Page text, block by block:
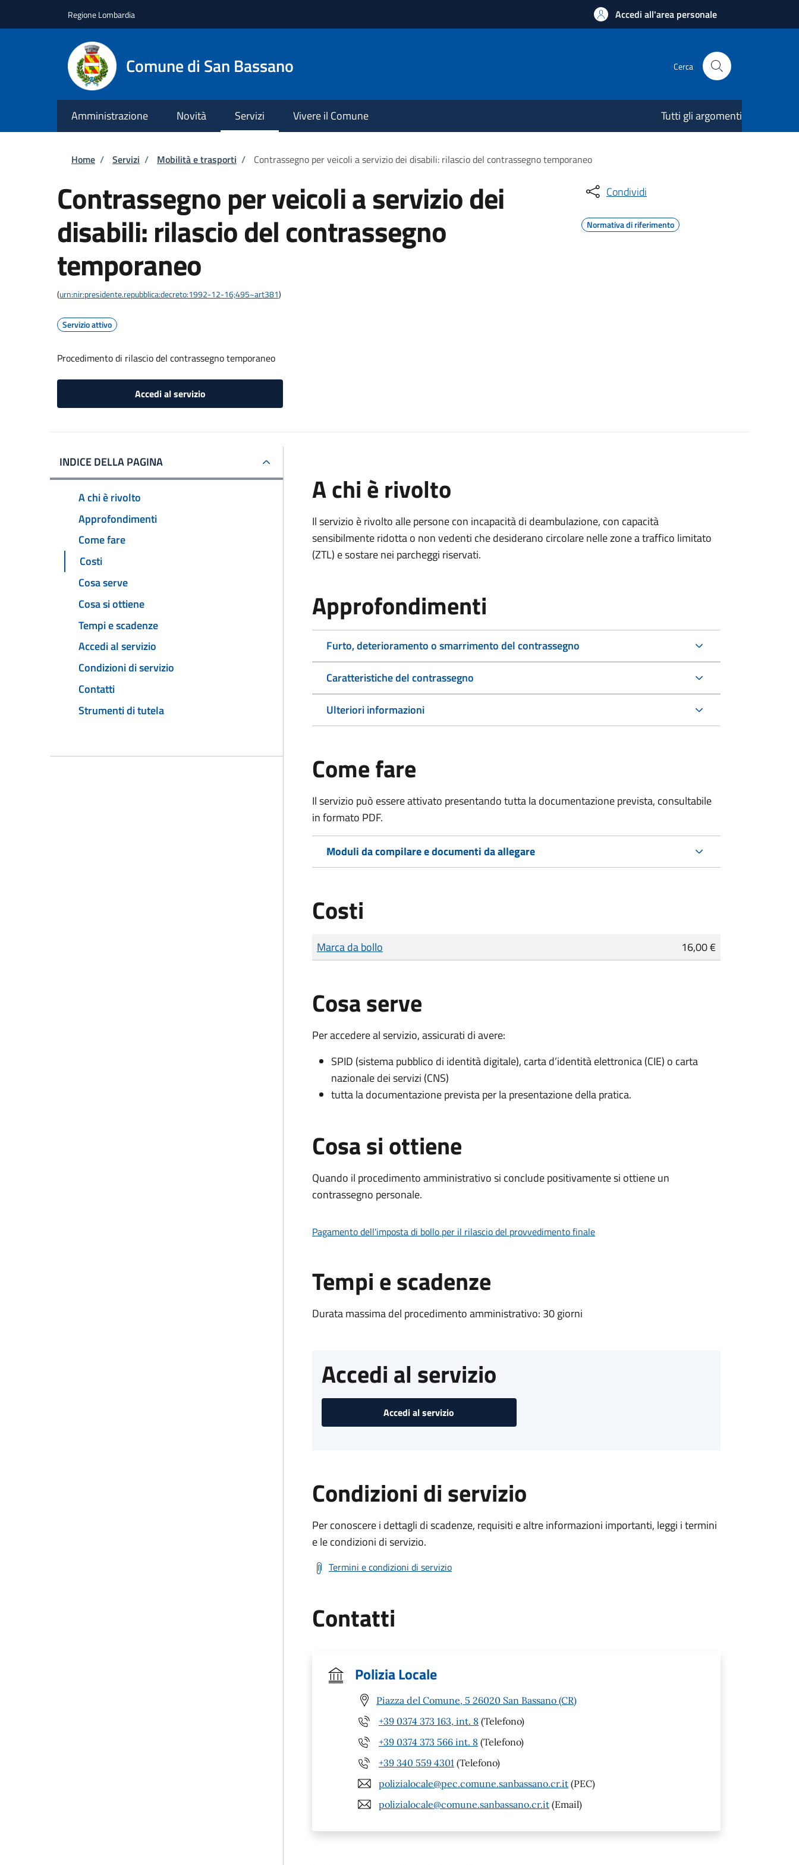
Regione Lombardia Accedi all'area personale
Comune di San Bassano Cerca
Amministrazione Novità Servizi Vivere il Comune Tutti gli argomenti
Briciole di pane
Home / Servizi / Mobilità e trasporti / Contrassegno per veicoli a servizio dei disabili: rilascio del contrassegno temporaneo
Contrassegno per veicoli a servizio dei
disabili: rilascio del contrassegno
temporaneo
(urn:nir:presidente.repubblica:decreto:1992-12-16;495~art381)
Servizio attivo
Procedimento di rilascio del contrassegno temporaneo
Accedi al servizio
Condividi
Normativa di riferimento
INDICE DELLA PAGINA
A chi è rivolto
Approfondimenti
Come fare
Costi
Cosa serve
Cosa si ottiene
Tempi e scadenze
Accedi al servizio
Condizioni di servizio
Contatti
Strumenti di tutela
A chi è rivolto
Il servizio è rivolto alle persone con incapacità di deambulazione, con capacità
sensibilmente ridotta o non vedenti che desiderano circolare nelle zone a traffico limitato
(ZTL) e sostare nei parcheggi riservati.
Approfondimenti
Furto, deterioramento o smarrimento del contrassegno
Caratteristiche del contrassegno
Ulteriori informazioni
Come fare
Il servizio può essere attivato presentando tutta la documentazione prevista, consultabile
in formato PDF.
Moduli da compilare e documenti da allegare
Costi
Tipo di pagamento
Importo
Marca da bollo 16,00 €
Cosa serve
Per accedere al servizio, assicurati di avere:
SPID (sistema pubblico di identità digitale), carta d’identità elettronica (CIE) o carta
nazionale dei servizi (CNS)
tutta la documentazione prevista per la presentazione della pratica.
Cosa si ottiene
Quando il procedimento amministrativo si conclude positivamente si ottiene un
contrassegno personale.
Pagamento dell'imposta di bollo per il rilascio del provvedimento finale
Tempi e scadenze
Durata massima del procedimento amministrativo: 30 giorni
Accedi al servizio
Accedi al servizio
Condizioni di servizio
Per conoscere i dettagli di scadenze, requisiti e altre informazioni importanti, leggi i termini
e le condizioni di servizio.
Termini e condizioni di servizio
Contatti
Polizia Locale
Piazza del Comune, 5 26020 San Bassano (CR)
+39 0374 373 163, int. 8 (Telefono)
+39 0374 373 566 int. 8 (Telefono)
+39 340 559 4301 (Telefono)
polizialocale@pec.comune.sanbassano.cr.it (PEC)
polizialocale@comune.sanbassano.cr.it (Email)